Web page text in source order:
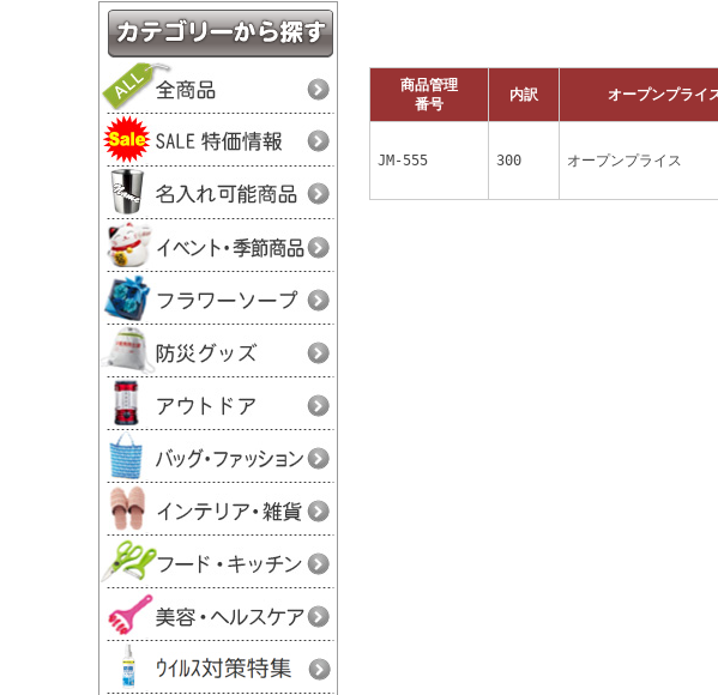
商品管理
番号
内訳 オープンプライ
JM-555 300 オープンプライス